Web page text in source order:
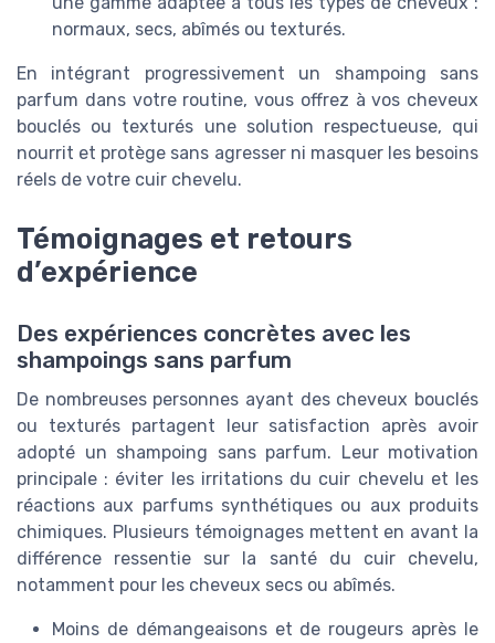
normaux, secs, abîmés ou texturés.
En intégrant progressivement un shampoing sans
parfum dans votre routine, vous offrez à vos cheveux
bouclés ou texturés une solution respectueuse, qui
nourrit et protège sans agresser ni masquer les besoins
réels de votre cuir chevelu.
Témoignages et retours
d’expérience
Des expériences concrètes avec les
shampoings sans parfum
De nombreuses personnes ayant des cheveux bouclés
ou texturés partagent leur satisfaction après avoir
adopté un shampoing sans parfum. Leur motivation
principale : éviter les irritations du cuir chevelu et les
réactions aux parfums synthétiques ou aux produits
chimiques. Plusieurs témoignages mettent en avant la
différence ressentie sur la santé du cuir chevelu,
notamment pour les cheveux secs ou abîmés.
Moins de démangeaisons et de rougeurs après le